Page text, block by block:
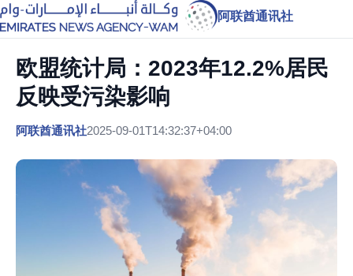
阿联酋通讯社
欧盟统计局：2023年12.2%居民
反映受污染影响
阿联酋通讯社2025-09-01T14:32:37+04:00